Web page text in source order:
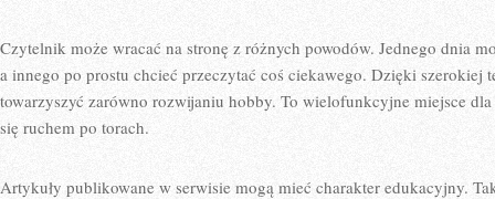
Czytelnik może wracać na stronę z różnych powodów. Jednego dnia
a innego po prostu chcieć przeczytać coś ciekawego. Dzięki szerokiej
towarzyszyć zarówno rozwijaniu hobby. To wielofunkcyjne miejsce
się ruchem po torach.
Artykuły publikowane w serwisie mogą mieć charakter edukacyjny.